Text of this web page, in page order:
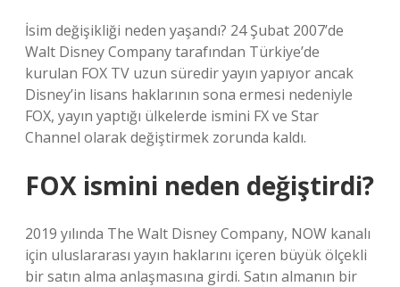
İsim değişikliği neden yaşandı? 24 Şubat 2007’de
Walt Disney Company tarafından Türkiye’de
kurulan FOX TV uzun süredir yayın yapıyor ancak
Disney’in lisans haklarının sona ermesi nedeniyle
FOX, yayın yaptığı ülkelerde ismini FX ve Star
Channel olarak değiştirmek zorunda kaldı.
FOX ismini neden değiştirdi?
2019 yılında The Walt Disney Company, NOW kanalı
için uluslararası yayın haklarını içeren büyük ölçekli
bir satın alma anlaşmasına girdi. Satın almanın bir